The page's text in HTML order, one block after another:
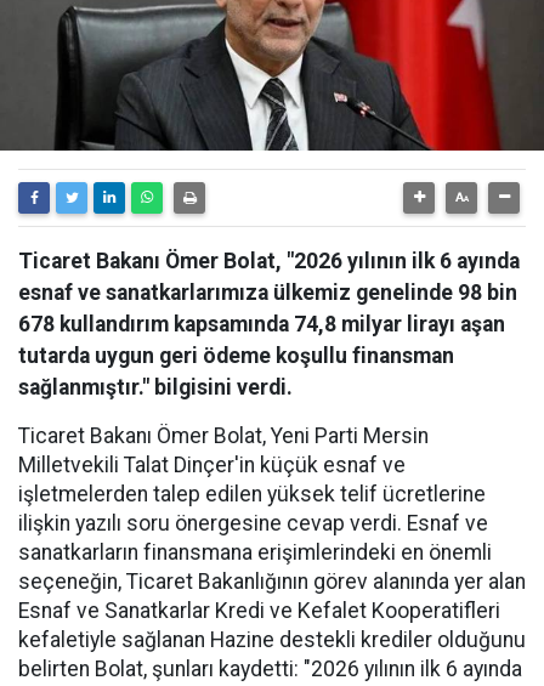
Ticaret Bakanı Ömer Bolat, "2026 yılının ilk 6 ayında
esnaf ve sanatkarlarımıza ülkemiz genelinde 98 bin
678 kullandırım kapsamında 74,8 milyar lirayı aşan
tutarda uygun geri ödeme koşullu finansman
sağlanmıştır." bilgisini verdi.
Ticaret Bakanı Ömer Bolat, Yeni Parti Mersin
Milletvekili Talat Dinçer'in küçük esnaf ve
işletmelerden talep edilen yüksek telif ücretlerine
ilişkin yazılı soru önergesine cevap verdi. Esnaf ve
sanatkarların finansmana erişimlerindeki en önemli
seçeneğin, Ticaret Bakanlığının görev alanında yer alan
Esnaf ve Sanatkarlar Kredi ve Kefalet Kooperatifleri
kefaletiyle sağlanan Hazine destekli krediler olduğunu
belirten Bolat, şunları kaydetti: "2026 yılının ilk 6 ayında